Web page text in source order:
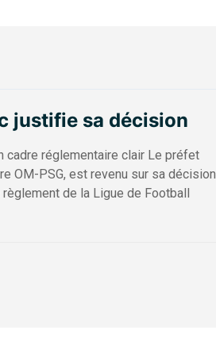
justifie sa décision
cadre réglementaire clair Le préfet
OM-PSG, est revenu sur sa décision
de la Ligue de Football